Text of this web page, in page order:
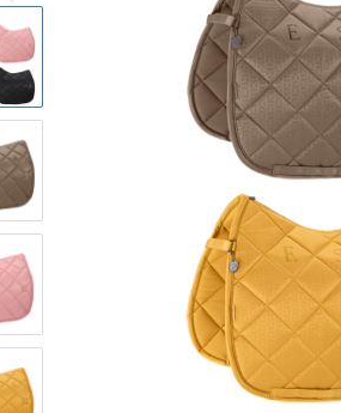
Eskadron Heritage 2025/2026
Eskadron Dynamic 2025
Eskadron Platinum Edition 2025/2026
Eskadron Classic - Spring/Summer 2025
Eskadron Heritage 2024/2025
Eskadron Platinum Limited Edition 2024
Eskadron Classic - Spring/Summer 2024
Eskadron Heritage 2023/2024
Eskadron Platinum Limited Edition 2023
Eskadron Platinum PURE S/S 2023
Eskadron Essence H/W 2022
Eskadron Heritage 21/22
Eskadron Platinum 22/23
Eskadron Classic Sports S/S 22
Turnierbekleidung
Ganzjahres
Winter Reithandschuhe